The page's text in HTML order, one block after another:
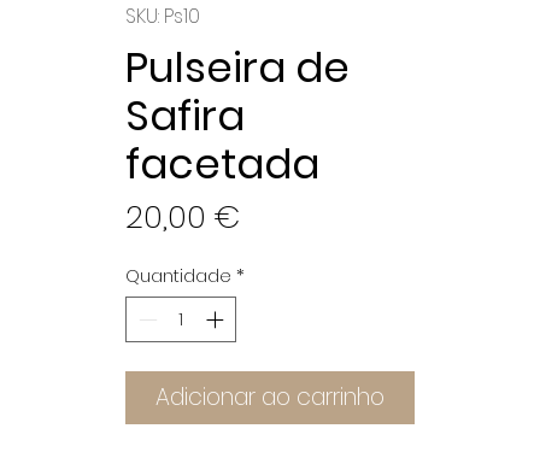
SKU: Ps10
Pulseira de
Safira
facetada
20,00 €
Quantidade *
Adicionar ao carrinho